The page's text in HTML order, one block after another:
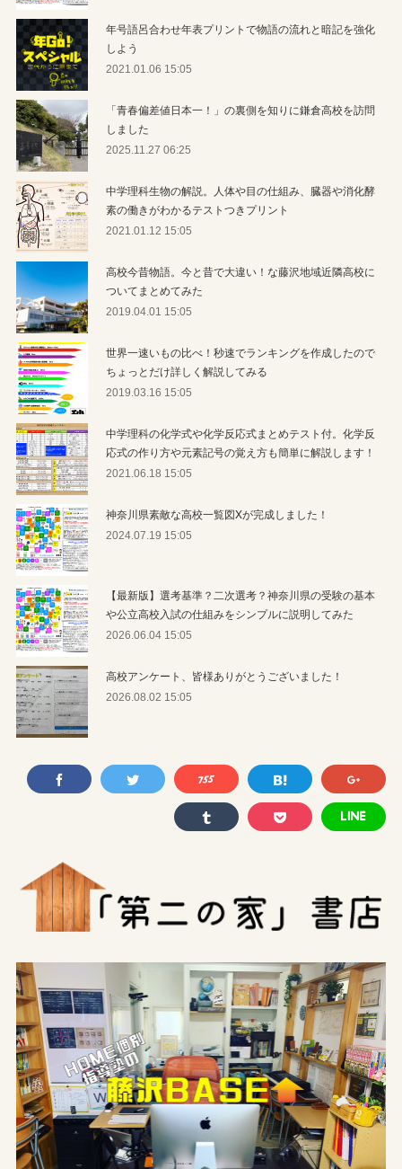
年号語呂合わせ年表プリントで物語の流れと暗記を強化
しよう
2021.01.06 15:05
「青春偏差値日本一！」の裏側を知りに鎌倉高校を訪問
しました
2025.11.27 06:25
中学理科生物の解説。人体や目の仕組み、臓器や消化酵
素の働きがわかるテストつきプリント
2021.01.12 15:05
高校今昔物語。今と昔で大違い！な藤沢地域近隣高校に
ついてまとめてみた
2019.04.01 15:05
世界一速いもの比べ！秒速でランキングを作成したので
ちょっとだけ詳しく解説してみる
2019.03.16 15:05
中学理科の化学式や化学反応式まとめテスト付。化学反
応式の作り方や元素記号の覚え方も簡単に解説します！
2021.06.18 15:05
神奈川県素敵な高校一覧図Xが完成しました！
2024.07.19 15:05
【最新版】選考基準？二次選考？神奈川県の受験の基本
や公立高校入試の仕組みをシンプルに説明してみた
2026.06.04 15:05
高校アンケート、皆様ありがとうございました！
2026.08.02 15:05